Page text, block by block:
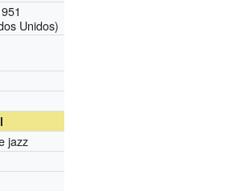
Unidos)
jazz